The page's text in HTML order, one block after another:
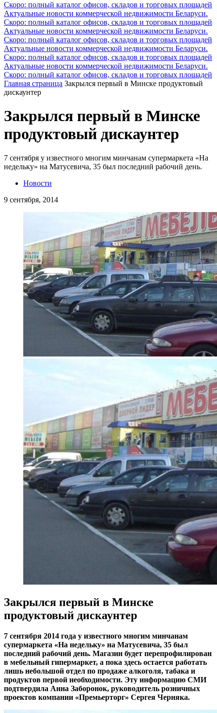
Скоро: полный каталог офисов, складов и торговых площадей
Актуальные новости коммерческой недвижимости Беларуси.
Скоро: полный каталог офисов, складов и торговых площадей
Актуальные новости коммерческой недвижимости Беларуси.
Скоро: полный каталог офисов, складов и торговых площадей
Актуальные новости коммерческой недвижимости Беларуси.
Скоро: полный каталог офисов, складов и торговых площадей
Актуальные новости коммерческой недвижимости Беларуси.
Скоро: полный каталог офисов, складов и торговых площадей
Главная страница Закрылся первый в Минске продуктовый
дискаунтер
Закрылся первый в Минске
продуктовый дискаунтер
7 сентября у известного многим минчанам супермаркета «На
недельку» на Матусевича, 35 был последний рабочий день.
Новости
9 сентября, 2014
Закрылся первый в Минске
продуктовый дискаунтер
7 сентября 2014 года у известного многим минчанам
супермаркета «На недельку» на Матусевича, 35 был
последний рабочий день. Магазин будет перепрофилирован
в мебельный гипермаркет, а пока здесь остается работать
лишь небольшой отдел по продаже алкоголя, табака и
продуктов первой необходимости. Эту информацию СМИ
подтвердила Анна Заборонок, руководитель розничных
проектов компании «Премьерторг» Сергея Черняка.